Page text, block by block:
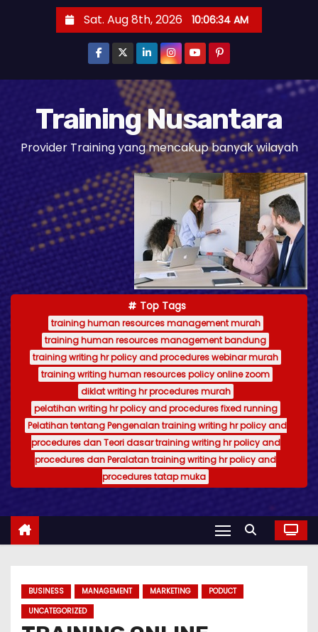
t
Sat. Aug 8th, 2026 10:06:35 AM
Training Nusantara
Provider Training yang mencakup banyak wilayah
Top Tags
training human resources management murah
training human resources management bandung
training writing hr policy and procedures webinar murah
training writing human resources policy online zoom
diklat writing hr procedures murah
pelatihan writing hr policy and procedures fixed running
Pelatihan tentang Pengenalan training writing hr policy and
procedures dan Teori dasar training writing hr policy and
procedures dan Peralatan training writing hr policy and
procedures tatap muka
BUSINESS MANAGEMENT MARKETING
PODUCT
UNCATEGORIZED